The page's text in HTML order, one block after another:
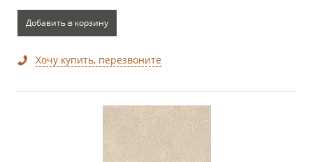
Добавить в корзину
Хочу купить, перезвоните